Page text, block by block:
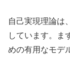
自己実現理論は
しています。ま
めの有用なモデ